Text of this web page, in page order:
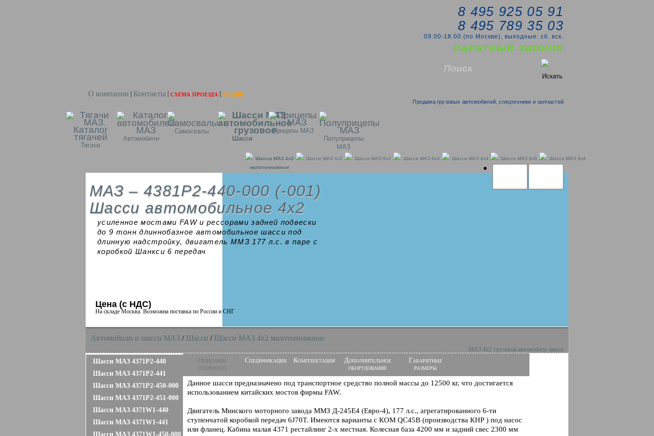
О компании Контакты схема проезда акции
8 495 925 05 91
8 495 789 35 03
09.00-18.00 (по Москве), выходные: сб. вск.
ОБРАТНЫЙ ЗВОНОК
Продажа грузовых автомобилей, спецтехники и запчастей
Тягачи
Автомобили
Самосвалы
Шасси
Прицепы МАЗ
Полуприцепы
МАЗ
Шасси МАЗ 4x2
малотоннажные
Шасси МАЗ 4x2 Шасси МАЗ 6x2 Шасси МАЗ 6x4 Шасси МАЗ 4x4 Шасси МАЗ 6x6 Шасси МАЗ 8x4
МАЗ – 4381P2-440-000 (-001)
Шасси автомобильное 4х2
усиленное мостами FAW и рессорами задней подвески
до 9 тонн длиннобазное автомобильное шасси под
длинную надстройку, двигатель ММЗ 177 л.с. в паре с
коробкой Шанкси 6 передач
Цена (с НДС)
На складе Москва. Возможна поставка по России и СНГ
Автомобили и шасси MAЗ / Шасси / Шасси МАЗ 4x2 малотоннажные
МАЗ 4х2 грузовой автомобиль шасси
Шасси МАЗ 4371P2-440
Шасси МАЗ 4371P2-441
Шасси МАЗ 4371P2-450-000
Шасси МАЗ 4371P2-451-000
Шасси МАЗ 4371W1-440
Шасси МАЗ 4371W1-441
Шасси МАЗ 4371W1-450-000
Описание
стоимость
Спецификация Комплектация
Дополнительное
оборудование
Габаритные
размеры
Данное шасси предназначено под транспортное средство полной массы до 12500 кг, что достигается
использованием китайских мостов фирмы FAW.
Двигатель Минского моторного завода ММЗ Д-245Е4 (Евро-4), 177 л.с., агрегатированного 6-ти
ступенчатой коробкой передач 6J70T. Имеются варианты c КОМ QC45B (производства КНР ) под насос
или фланец. Кабина малая 4371 рестайлинг 2-х местная. Колесная база 4200 мм и задний свес 2300 мм